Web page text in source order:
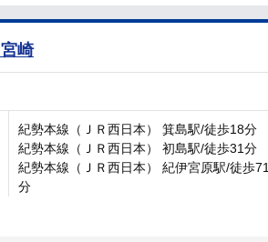
宮崎
紀勢本線（ＪＲ西日本） 箕島駅/徒歩18分
紀勢本線（ＪＲ西日本） 初島駅/徒歩31分
紀勢本線（ＪＲ西日本） 紀伊宮原駅/徒歩71
分